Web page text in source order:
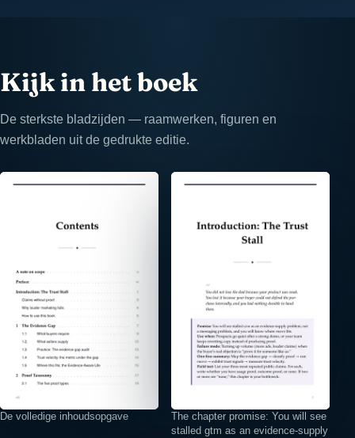
Kijk in het boek
De sterkste bladzijden — raamwerken, figuren en
werkbladen uit de gedrukte editie.
De volledige inhoudsopgave
The chapter promise: You will see
stalled gtm as an evidence-supply